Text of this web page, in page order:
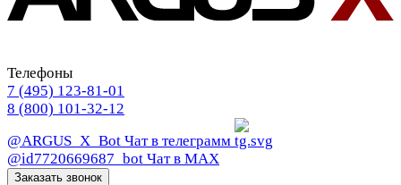
Телефоны
7 (495) 123-81-01
8 (800) 101-32-12
@ARGUS_X_Bot Чат в телеграмм
@id7720669687_bot Чат в МАХ
Заказать звонок